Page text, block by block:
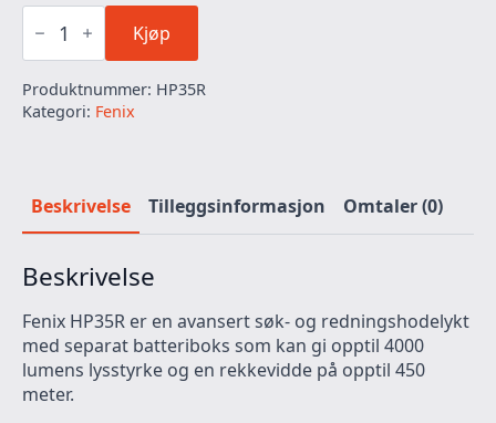
FENIX
HP35R
HODELYKT
antall
Kjøp
Produktnummer: HP35R
Kategori: Fenix
Beskrivelse Tilleggsinformasjon Omtaler (0)
Beskrivelse
Fenix HP35R er en avansert søk- og redningshodelykt
med separat batteriboks som kan gi opptil 4000
lumens lysstyrke og en rekkevidde på opptil 450
meter.